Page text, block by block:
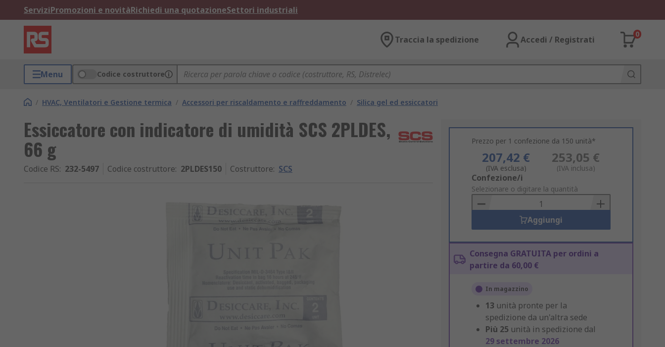
ServiziPromozioni e novitàRichiedi una quotazioneSettori industriali
Traccia la spedizione Accedi / Registrati
0
Menu Codice costruttore
/ HVAC, Ventilatori e Gestione termica / Accessori per riscaldamento e raffreddamento / Silica gel ed essiccatori
Essiccatore con indicatore di umidità SCS 2PLDES,
66 g
Codice RS: 232-5497 Codice costruttore: 2PLDES150 Costruttore: SCS
Prezzo per 1 confezione da 150 unità*
207,42 €
(IVA esclusa)
253,05 €
(IVA inclusa)
Add
to
Basket
Confezione/i
Selezionare o digitare la quantità
Aggiungi
Consegna GRATUITA per ordini a
partire da 60,00 €
In magazzino
13 unità pronte per la
spedizione da un'altra sede
Più 25 unità in spedizione dal
29 settembre 2026